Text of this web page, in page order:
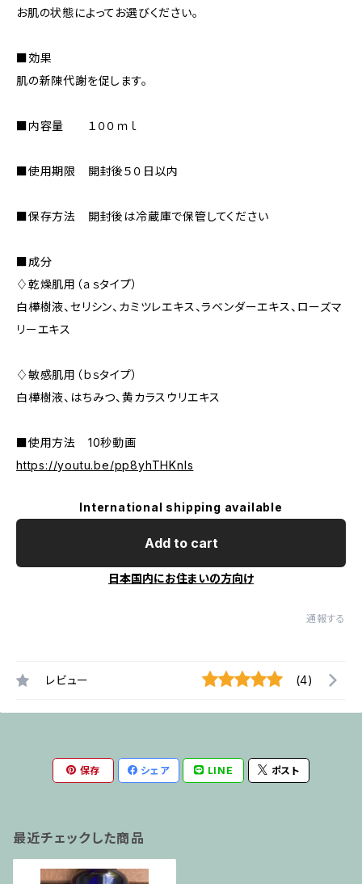
お肌の状態によってお選びください。
■効果
肌の新陳代謝を促します。
■内容量 １００ｍｌ
■使用期限 開封後５０日以内
■保存方法 開封後は冷蔵庫で保管してください
■成分
♢乾燥肌用（ａｓタイプ）
白樺樹液、セリシン、カミツレエキス、ラベンダーエキス、ローズマ
リーエキス
♢敏感肌用（ｂｓタイプ）
白樺樹液、はちみつ、黄カラスウリエキス
■使用方法 10秒動画
https://youtu.be/pp8yhTHKnIs
International shipping available
Add to cart
日本国内にお住まいの方向け
通報する
レビュー (4)
保存 シェア LINE ポスト
最近チェックした商品